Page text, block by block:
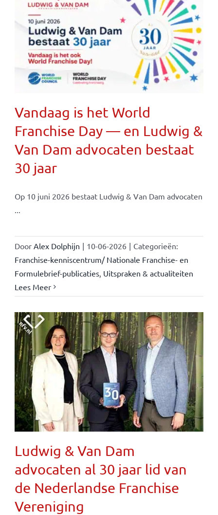
Vandaag is het World
Franchise Day — en Ludwig &
Van Dam advocaten bestaat
30 jaar
Op 10 juni 2026 bestaat Ludwig & Van Dam advocaten
...
Door Alex Dolphijn | 10-06-2026 | Categorieën:
Franchise-kenniscentrum/ Nationale Franchise- en
Formulebrief-publicaties, Uitspraken & actualiteiten
Lees Meer
Ludwig & Van Dam
advocaten al 30 jaar lid van
de Nederlandse Franchise
Vereniging